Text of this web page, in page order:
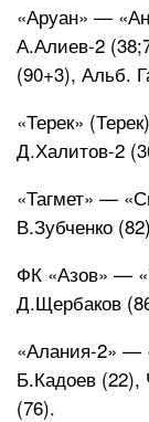
«Аруан» —
А.Алиев-2
(90+3), Альб.
«Терек»
Д.Халитов-2
«Тагмет» —
В.Зубченко
ФК «Азов» —
Д.Щербаков
«Алания-2» —
Б.Кадоев (22),
(76).